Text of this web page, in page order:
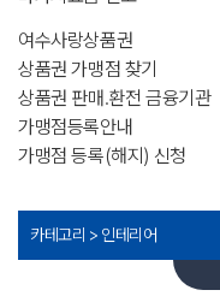
여수사랑상품권
상품권 가맹점 찾기
상품권 판매.환전 금융기관
가맹점등록안내
가맹점 등록(해지) 신청
카테고리 > 인테리어